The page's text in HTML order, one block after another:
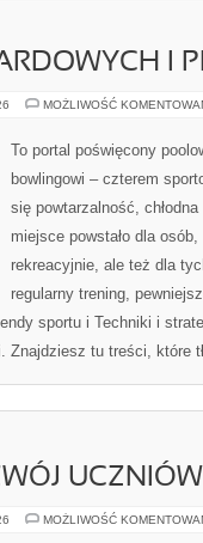
I
MOŻLIWOŚĆ
To portal poświęcony
bowlingowi – czterem
się powtarzalność,
miejsce powstało dla
rekreacyjnie, ale też dla
regularny trening,
sportu i Techniki i
Znajdziesz tu treści, które
UCZNIÓW
MOŻLIWOŚĆ